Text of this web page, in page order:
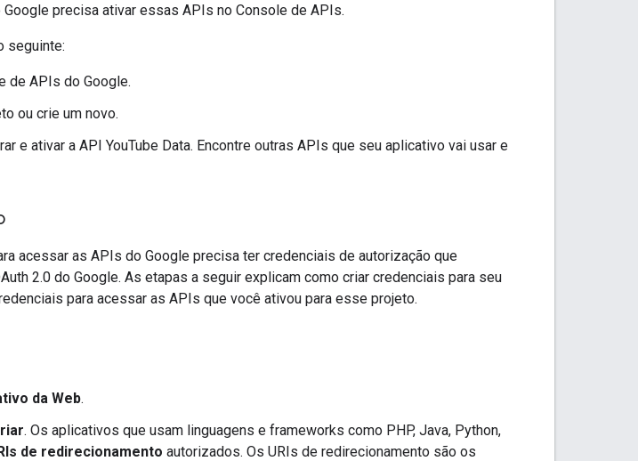
Google precisa ativar essas APIs no Console de APIs.
seguinte:
de APIs do Google.
ou crie um novo.
e ativar a API YouTube Data. Encontre outras APIs que seu aplicativo vai usar e
acessar as APIs do Google precisa ter credenciais de autorização que
2.0 do Google. As etapas a seguir explicam como criar credenciais para seu
para acessar as APIs que você ativou para esse projeto.
da Web.
. Os aplicativos que usam linguagens e frameworks como PHP, Java, Python,
de redirecionamento autorizados. Os URIs de redirecionamento são os